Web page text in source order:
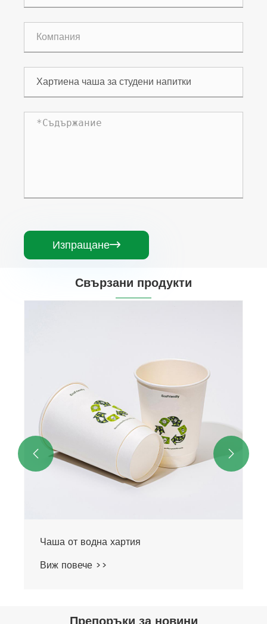
Изпращане
Свързани продукти
Чаша от водна хартия
Виж повече >>
 